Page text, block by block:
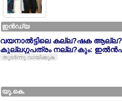
ഇന്‍ഡ്യ
വയനാല്‍ട്ടിലെ കല്ല?ഷക
കുല്ലഗ്ഗപത്രം നല്ല?കും:
തുടര്‍ന്നു വായിക്കുക
യൂ.കെ.